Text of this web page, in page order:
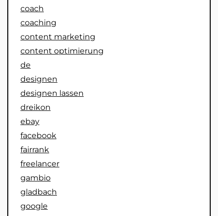
coach
coaching
content marketing
content optimierung
de
designen
designen lassen
dreikon
ebay
facebook
fairrank
freelancer
gambio
gladbach
google